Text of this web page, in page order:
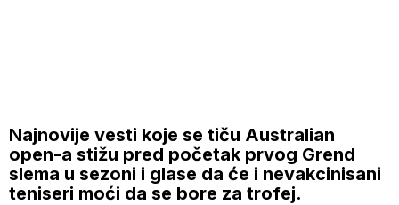
Najnovije vesti koje se tiču Australian
open-a stižu pred početak prvog Grend
slema u sezoni i glase da će i nevakcinisani
teniseri moći da se bore za trofej.